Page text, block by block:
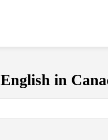
English in